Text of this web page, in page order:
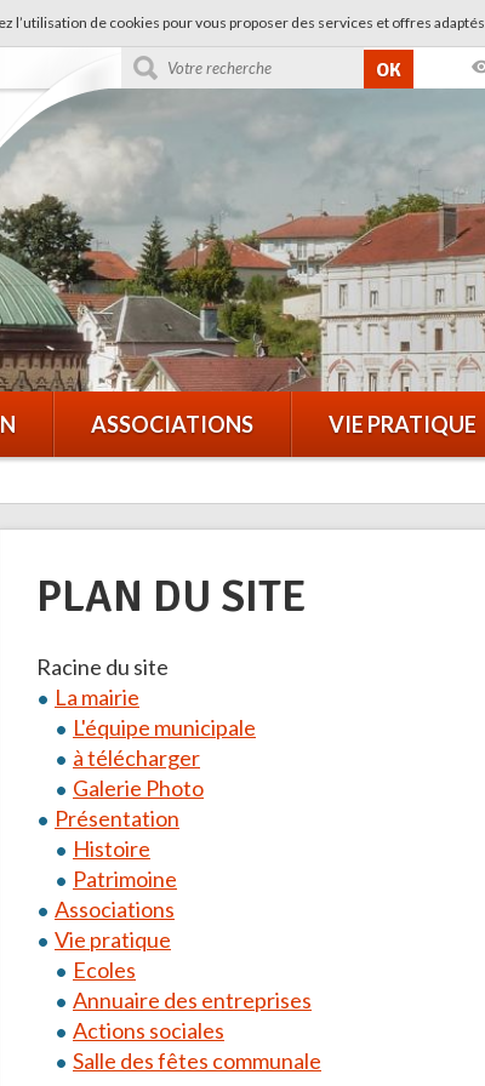
l’utilisation de cookies pour vous proposer des services et offres adaptés.
OK
ASSOCIATIONS VIE PRATIQUE
la circulation, merci de votre compréhension.
PLAN DU SITE
Racine du site
La mairie
L'équipe municipale
à télécharger
Galerie Photo
Présentation
Histoire
Patrimoine
Associations
Vie pratique
Ecoles
Annuaire des entreprises
Actions sociales
Salle des fêtes communale